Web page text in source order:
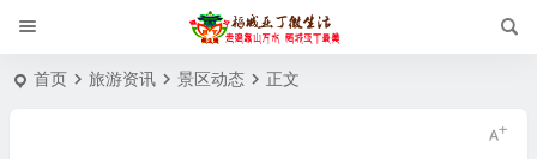
首页 旅游资讯 景区动态 正文